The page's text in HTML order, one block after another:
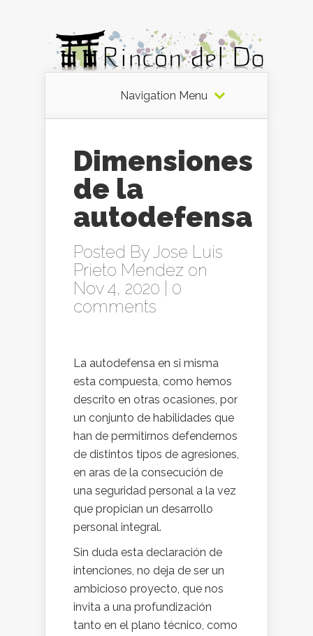
Navigation Menu
Dimensiones
de la
autodefensa
Posted ByJose Luis
Prieto Mendez on
Nov 4, 2020 | 0
comments
La autodefensa en si misma
esta compuesta, como hemos
descrito en otras ocasiones, por
un conjunto de habilidades que
han de permitirnos defendernos
de distintos tipos de agresiones,
en aras de la consecución de
una seguridad personal a la vez
que propician un desarrollo
personal integral.
Sin duda esta declaración de
intenciones, no deja de ser un
ambicioso proyecto, que nos
invita a una profundización
tanto en el plano técnico, como